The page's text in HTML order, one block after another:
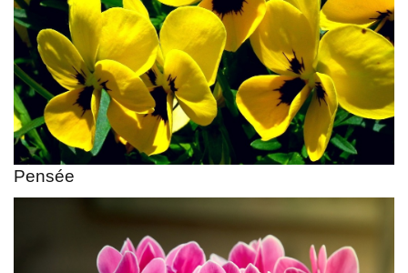
Pensée